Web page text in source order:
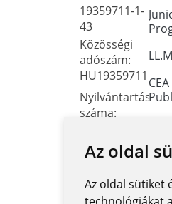
Az oldal
Az oldal sütiket
19359711-1-
43
Közösségi
adószám:
HU19359711
Nyilvántartási
száma:
Hivatal
FNYF/419-
4/2023
Székhely:
LL.M
CEA